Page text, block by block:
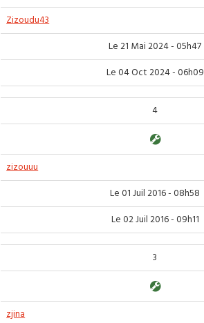
Zizoudu43
Le 21 Mai 2024 - 05h47
Le 04 Oct 2024 - 06h09
4
zizouuu
Le 01 Juil 2016 - 08h58
Le 02 Juil 2016 - 09h11
3
zjina